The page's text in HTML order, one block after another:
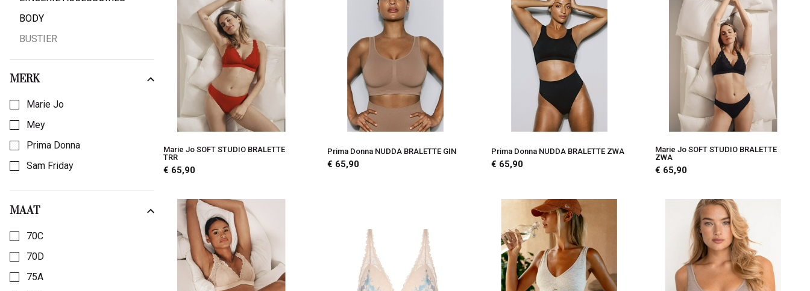
BODY
BUSTIER
MERK
Marie Jo
Mey
Prima Donna
Sam Friday
MAAT
70C
70D
75A
Marie Jo SOFT STUDIO BRALETTE
TRR
€ 65,90
Prima Donna NUDDA BRALETTE GIN
€ 65,90
Prima Donna NUDDA BRALETTE ZWA
€ 65,90
Marie Jo SOFT STUDIO BRALETTE
ZWA
€ 65,90